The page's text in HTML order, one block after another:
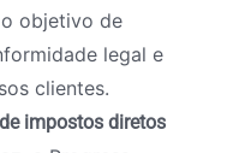
objetivo de
legal e
clientes.
impostos diretos